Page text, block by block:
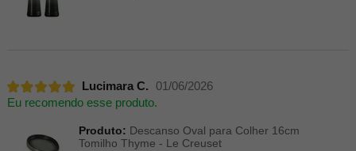
Lucimara C.
01/06/2026
Eu recomendo esse produto.
Produto: Descanso Oval para Colher 16cm
Tomilho Thyme - Le Creuset